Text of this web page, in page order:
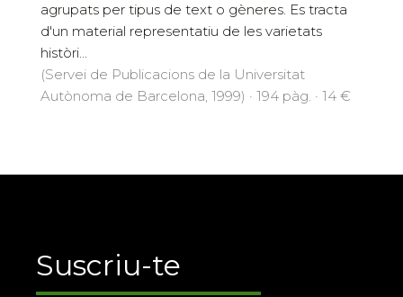
agrupats per tipus de text o gèneres. Es tracta
d'un material representatiu de les varietats
històri...
(Servei de Publicacions de la Universitat
Autònoma de Barcelona, 1999) · 194 pàg. · 14 €
Suscriu-te